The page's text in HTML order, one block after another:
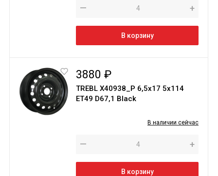
— +
В корзину
3880 ₽
TREBL X40938_P 6,5x17 5x114
ET49 D67,1 Black
В наличии сейчас
— +
В корзину